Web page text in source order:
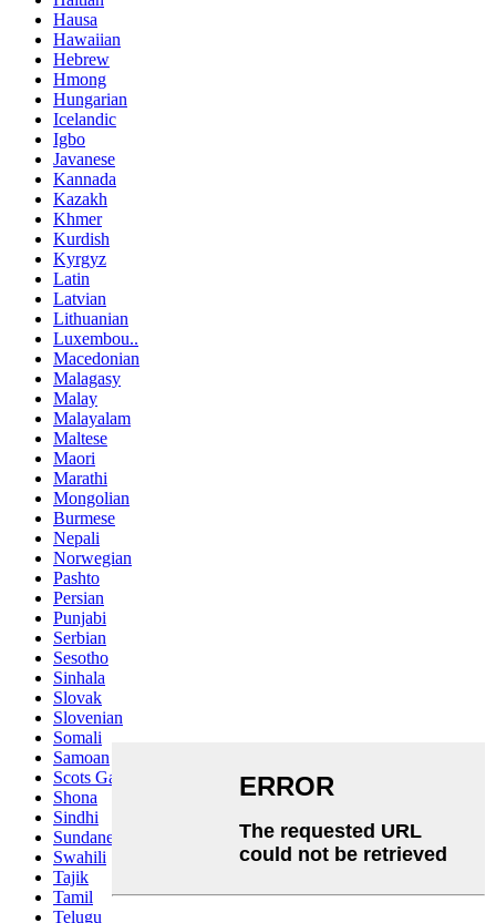
Hausa
Hawaiian
Hebrew
Hmong
Hungarian
Icelandic
Igbo
Javanese
Kannada
Kazakh
Khmer
Kurdish
Kyrgyz
Latin
Latvian
Lithuanian
Luxembou..
Macedonian
Malagasy
Malay
Malayalam
Maltese
Maori
Marathi
Mongolian
Burmese
Nepali
Norwegian
Pashto
Persian
Punjabi
Serbian
Sesotho
Sinhala
Slovak
Slovenian
Somali
Samoan
Scots Gaelic
Shona
Sindhi
Sundanese
Swahili
Tajik
Tamil
Telugu